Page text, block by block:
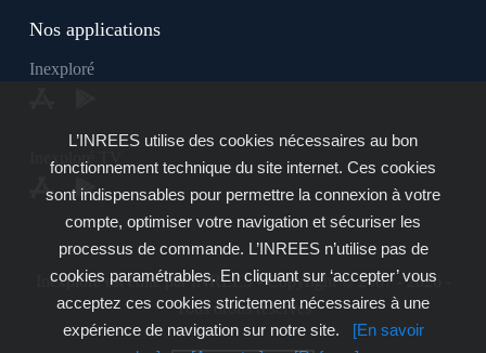
Nos applications
Inexploré
Inexploré TV
Inexploré est édité par INREES - Copyright © 2007 - 2026 -
Tous droits réservés
L’INREES utilise des cookies nécessaires au bon
fonctionnement technique du site internet. Ces cookies
sont indispensables pour permettre la connexion à votre
compte, optimiser votre navigation et sécuriser les
processus de commande. L’INREES n’utilise pas de
cookies paramétrables. En cliquant sur ‘accepter’ vous
acceptez ces cookies strictement nécessaires à une
expérience de navigation sur notre site.
[En savoir